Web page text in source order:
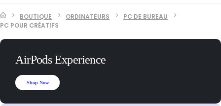
BOUTIQUE ORDINATEURS
PC DE BUREAU
PC POUR CRÉATIFS
AirPods Experience
Shop Now